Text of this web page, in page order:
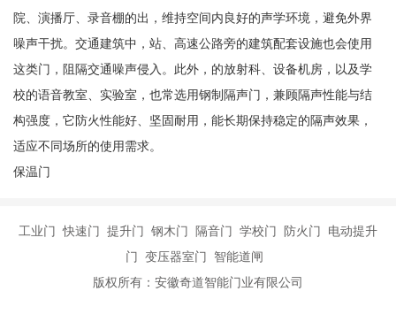
院、演播厅、录音棚的出，维持空间内良好的声学环境，避免外界
噪声干扰。交通建筑中，站、高速公路旁的建筑配套设施也会使用
这类门，阻隔交通噪声侵入。此外，的放射科、设备机房，以及学
校的语音教室、实验室，也常选用钢制隔声门，兼顾隔声性能与结
构强度，它防火性能好、坚固耐用，能长期保持稳定的隔声效果，
适应不同场所的使用需求。
保温门
工业门 快速门 提升门 钢木门 隔音门 学校门 防火门 电动提升
门 变压器室门 智能道闸
版权所有：安徽奇道智能门业有限公司